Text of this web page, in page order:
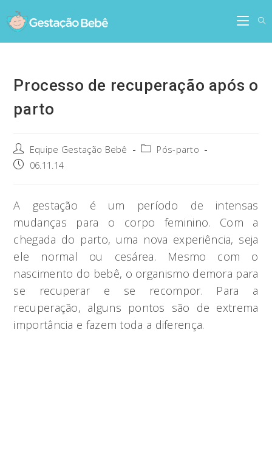
to
content
Processo de recuperação após o
parto
Post
author:
Equipe Gestação Bebê
PostPós-parto
Post06.11.14
A gestação é um período de intensas
mudanças para o corpo feminino. Com a
chegada do parto, uma nova experiência, seja
ele normal ou cesárea. Mesmo com o
nascimento do bebê, o organismo demora para
se recuperar e se recompor. Para a
recuperação, alguns pontos são de extrema
importância e fazem toda a diferença.